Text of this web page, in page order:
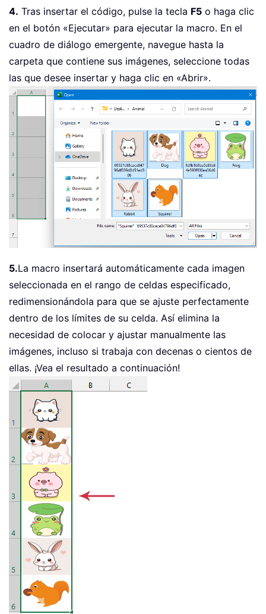
4. Tras insertar el código, pulse la tecla F5 o haga clic
en el botón «Ejecutar» para ejecutar la macro. En el
cuadro de diálogo emergente, navegue hasta la
carpeta que contiene sus imágenes, seleccione todas
las que desee insertar y haga clic en «Abrir».
5.La macro insertará automáticamente cada imagen
seleccionada en el rango de celdas especificado,
redimensionándola para que se ajuste perfectamente
dentro de los límites de su celda. Así elimina la
necesidad de colocar y ajustar manualmente las
imágenes, incluso si trabaja con decenas o cientos de
ellas. ¡Vea el resultado a continuación!